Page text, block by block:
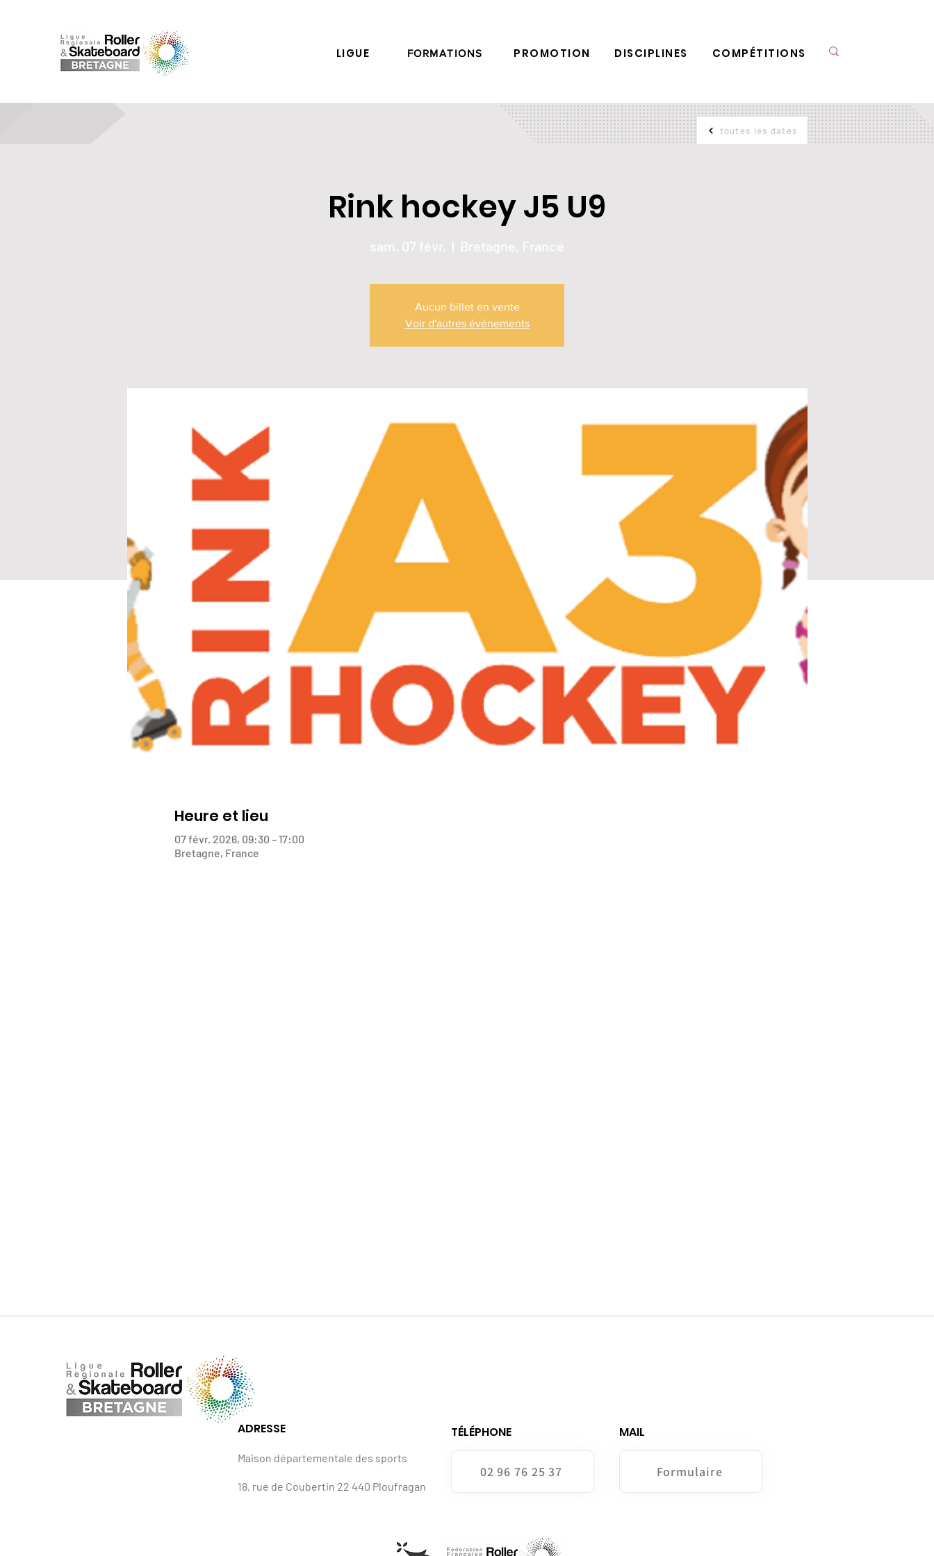
LIGUE FORMATIONS PROMOTION DISCIPLINES COMPÉTITIONS
Rink hockey J5 U9
sam. 07 févr.
  |
Bretagne, France
Aucun billet en vente
Voir d'autres événements
Heure et lieu
07 févr. 2026, 09:30 – 17:00
Bretagne, France
toutes les dates
ADRESSE
Maison départementale des sports
18, rue de Coubertin 22 440 Ploufragan
TÉLÉPHONE
02 96 76 25 37
MAIL
Formulaire